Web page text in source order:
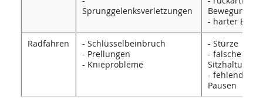
Sprunggelenksverletzungen
Bewegungen
- harter
Radfahren
- Schlüsselbeinbruch
- Prellungen
- Knieprobleme
- Stürze
- falsche
Sitzhaltung
- fehlende
Pausen